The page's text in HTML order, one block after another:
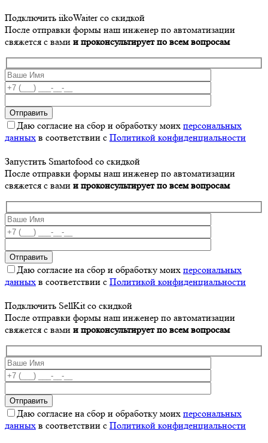
Подключить iikoWaiter со скидкой
После отправки формы наш инженер по автоматизации
свяжется с вами и проконсультирует по всем вопросам
Даю согласие на сбор и обработку моих персональных
данных в соответствии с Политикой конфиденциальности
Запустить Smartofood со скидкой
После отправки формы наш инженер по автоматизации
свяжется с вами и проконсультирует по всем вопросам
Даю согласие на сбор и обработку моих персональных
данных в соответствии с Политикой конфиденциальности
Подключить SellKit со скидкой
После отправки формы наш инженер по автоматизации
свяжется с вами и проконсультирует по всем вопросам
Даю согласие на сбор и обработку моих персональных
данных в соответствии с Политикой конфиденциальности